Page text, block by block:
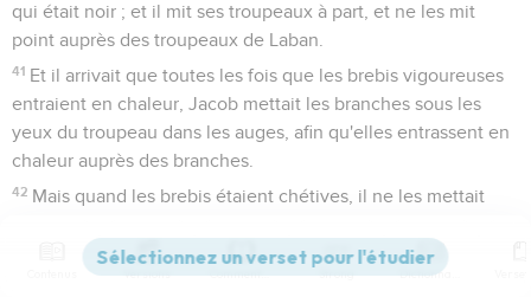
qui était noir ; et il mit ses troupeaux à part, et ne les mit
point auprès des troupeaux de Laban.
41 Et il arrivait que toutes les fois que les brebis vigoureuses
entraient en chaleur, Jacob mettait les branches sous les
yeux du troupeau dans les auges, afin qu'elles entrassent en
chaleur auprès des branches.
42 Mais quand les brebis étaient chétives, il ne les mettait
et les vigoureux pour Jacob.
Versions Commentaires Strong